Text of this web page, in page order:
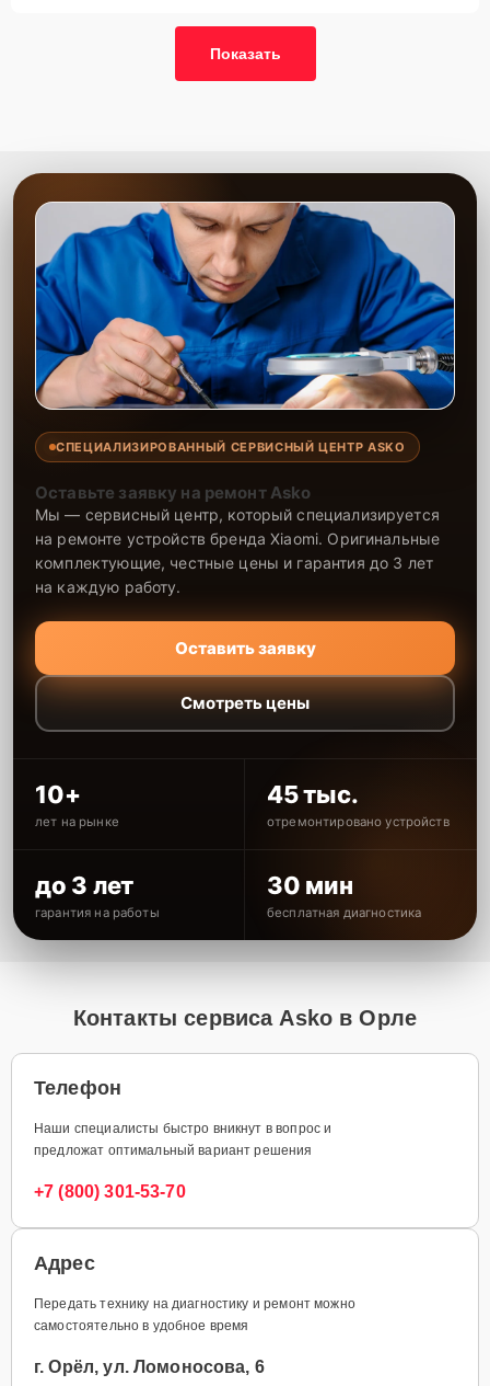
Показать
СПЕЦИАЛИЗИРОВАННЫЙ СЕРВИСНЫЙ ЦЕНТР ASKO
Оставьте заявку на ремонт Asko
Мы — сервисный центр, который специализируется
на ремонте устройств бренда Xiaomi. Оригинальные
комплектующие, честные цены и гарантия до 3 лет
на каждую работу.
Оставить заявку
Смотреть цены
10+
лет на рынке
45 тыс.
отремонтировано устройств
до 3 лет
гарантия на работы
30 мин
бесплатная диагностика
Контакты сервиса Asko в Орле
Телефон
Наши специалисты быстро вникнут в вопрос и
предложат оптимальный вариант решения
+7 (800) 301-53-70
Адрес
Передать технику на диагностику и ремонт можно
самостоятельно в удобное время
г. Орёл, ул. Ломоносова, 6